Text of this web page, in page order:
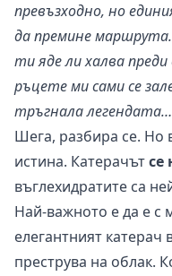
превъзходно, но
да премине маршрута.
ти яде ли халва преди
ръцете ми сами се
тръгнала легендата…
Шега, разбира се. Но
истина. Катерачътсе
въглехидратите са
Най-важното е да е с
елегантният
преструва на облак.